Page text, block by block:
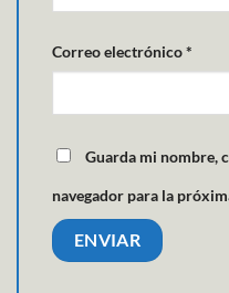
Correo electrónico*
Guarda mi nombre,
navegador para la